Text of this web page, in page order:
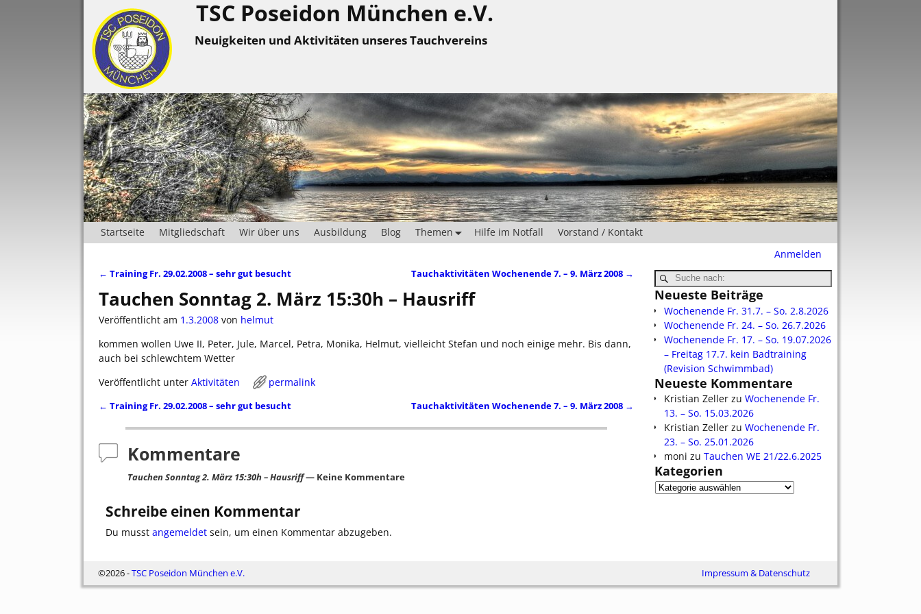
TSC Poseidon München e.V.
Neuigkeiten und Aktivitäten unseres Tauchvereins
Startseite Mitgliedschaft Wir über uns Ausbildung Blog Themen Hilfe im Notfall
Vorstand / Kontakt
Anmelden
← Training Fr. 29.02.2008 – sehr gut besucht Tauchaktivitäten Wochenende 7. – 9. März 2008 →
Tauchen Sonntag 2. März 15:30h – Hausriff
Veröffentlicht am 1.3.2008 von helmut
kommen wollen Uwe II, Peter, Jule, Marcel, Petra, Monika, Helmut, vielleicht Stefan und noch einige mehr. Bis dann,
auch bei schlewchtem Wetter
Veröffentlicht unter Aktivitäten permalink
← Training Fr. 29.02.2008 – sehr gut besucht Tauchaktivitäten Wochenende 7. – 9. März 2008 →
Kommentare
Tauchen Sonntag 2. März 15:30h – Hausriff— Keine Kommentare
Schreibe einen Kommentar
Du musst angemeldet sein, um einen Kommentar abzugeben.
Neueste Beiträge
Wochenende Fr. 31.7. – So. 2.8.2026
Wochenende Fr. 24. – So. 26.7.2026
Wochenende Fr. 17. – So. 19.07.2026
– Freitag 17.7. kein Badtraining
(Revision Schwimmbad)
Neueste Kommentare
Kristian Zeller zu Wochenende Fr.
13. – So. 15.03.2026
Kristian Zeller zu Wochenende Fr.
23. – So. 25.01.2026
moni zu Tauchen WE 21/22.6.2025
Kategorien
©2026 -TSC Poseidon München e.V. Impressum & Datenschutz